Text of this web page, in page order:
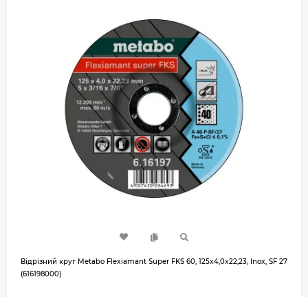
Відрізний круг Metabo Flexiamant Super FKS 60, 125x4,0x22,23, Inox, SF 27
(616198000)